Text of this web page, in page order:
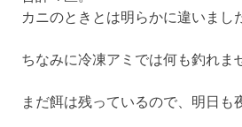
カニのときとは明らかに違いまし
ちなみに冷凍アミでは何も釣れま
まだ餌は残っているので、明日も